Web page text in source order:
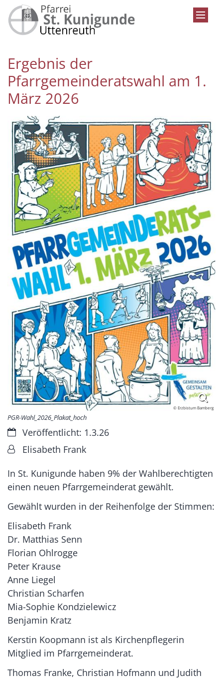
Zum Inhalt springen
Ergebnis der
Pfarrgemeinderatswahl am 1.
März 2026
© Erzbistum Bamberg
PGR-Wahl_2026_Plakat_hoch
Datum:Veröffentlicht: 1.3.26
Von:Elisabeth Frank
In St. Kunigunde haben 9% der Wahlberechtigten
einen neuen Pfarrgemeinderat gewählt.
Gewählt wurden in der Reihenfolge der Stimmen:
Elisabeth Frank
Dr. Matthias Senn
Florian Ohlrogge
Peter Krause
Anne Liegel
Christian Scharfen
Mia-Sophie Kondzielewicz
Benjamin Kratz
Kerstin Koopmann ist als Kirchenpflegerin
Mitglied im Pfarrgemeinderat.
Thomas Franke, Christian Hofmann und Judith